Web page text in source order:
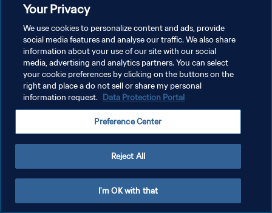
سياسة الخصوصية
Your Privacy
We use cookies to personalize content and ads, provide
social media features and analyse our traffic. We also share
information about your use of our site with our social
media, advertising and analytics partners. You can select
your cookie preferences by clicking on the buttons on the
right and place a do not sell or share my personal
information request. Data Protection Portal
Preference Center
Reject All
I'm OK with that